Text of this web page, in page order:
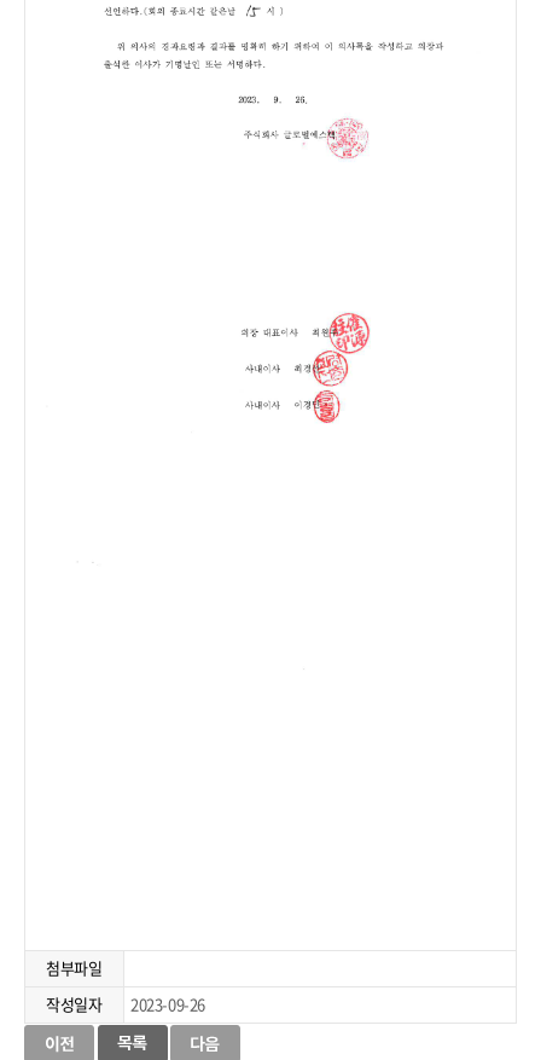
첨부파일
작성일자
2023-09-26